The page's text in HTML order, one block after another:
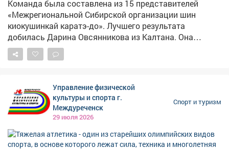
Команда была составлена из 15 представителей
«Межрегиональной Сибирской организации шин
киокушинкай каратэ-до». Лучшего результата
добилась Дарина Овсянникова из Калтана. Она
боролась за награды в весовой категории до 45 кг и
Управление физической
культуры и спорта г.
Междуреченск
29 июля 2026
Спорт и туризм